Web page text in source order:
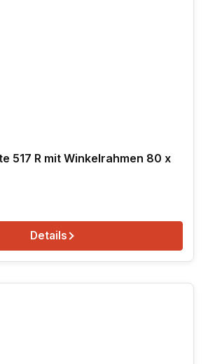
517 R mit Winkelrahmen 80 x
Details